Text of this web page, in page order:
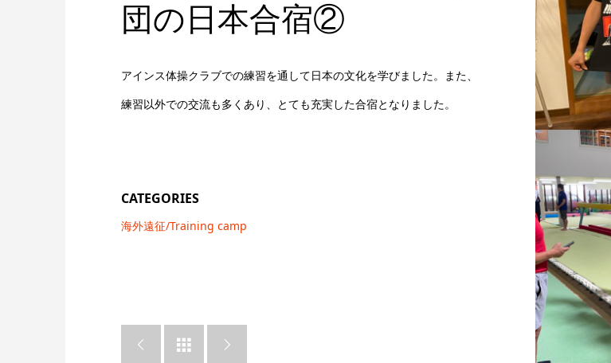
団の日本合宿②
アインス体操クラブでの練習を通して日本の文化を学びました。また、
練習以外での交流も多くあり、とても充実した合宿となりました。
CATEGORIES
海外遠征/Training camp
  